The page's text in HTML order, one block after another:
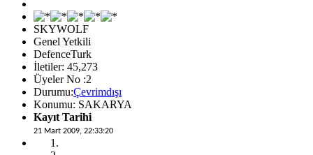
SKYWOLF
Genel Yetkili
DefenceTurk
İletiler: 45,273
Üyeler No :2
Durumu:Çevrimdışı
Konumu: SAKARYA
Kayıt Tarihi
21 Mart 2009, 22:33:20